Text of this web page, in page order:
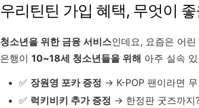
우리틴틴 가입 혜택, 무엇이
청소년을 위한 금융 서비스인데요, 요즘은 어
은행이 10~18세 청소년들을 위해 아주 실속
✅ 장원영 포카 증정 → K-POP 팬이라면
✅ 럭키비키 추가 증정 → 한정판 굿즈까지